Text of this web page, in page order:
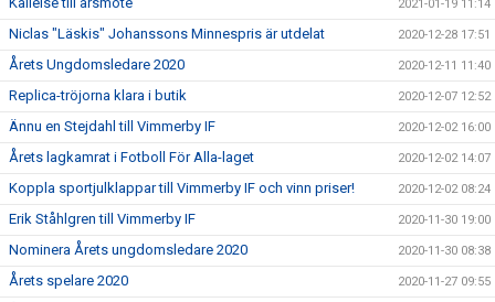
2021-01-19 11:14
Niclas "Läskis" Johanssons Minnespris är utdelat 2020-12-28 17:51
Årets Ungdomsledare 2020 2020-12-11 11:40
Replica-tröjorna klara i butik 2020-12-07 12:52
Ännu en Stejdahl till Vimmerby IF 2020-12-02 16:00
Årets lagkamrat i Fotboll För Alla-laget 2020-12-02 14:07
Koppla sportjulklappar till Vimmerby IF och vinn priser! 2020-12-02 08:24
Erik Ståhlgren till Vimmerby IF 2020-11-30 19:00
Nominera Årets ungdomsledare 2020 2020-11-30 08:38
Årets spelare 2020 2020-11-27 09:55